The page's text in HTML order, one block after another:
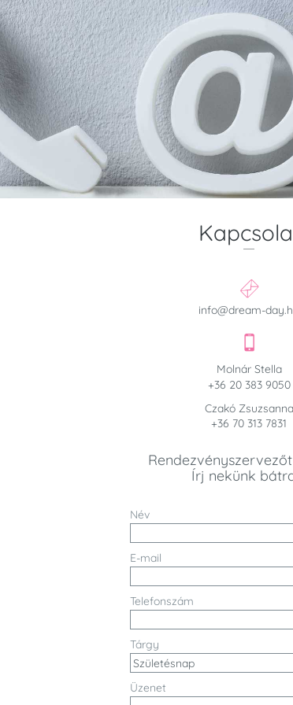
info@dream-
Molnár Stella
+36 20 383 9050
Czakó Zsuzsanna
+36 70 313 7831
Írj nekünk
Név
E-mail
Telefonszám
Tárgy
Üzenet